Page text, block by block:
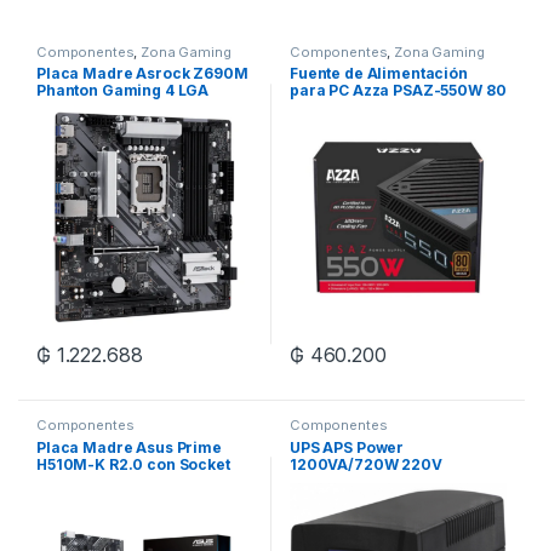
Componentes Zona Gaming
Placa Madre Asrock Z690M
Phanton Gaming 4 LGA
1700/HDMI/M.2/MATX/
DDR4
₲ 1.222.688
Componentes Zona Gaming
Fuente de Alimentación
para PC Azza PSAZ-550W 80
₲ 460.200
Componentes
Placa Madre Asus Prime
H510M-K R2.0 con Socket
Componentes
UPS APS Power
1200VA/720W 220V